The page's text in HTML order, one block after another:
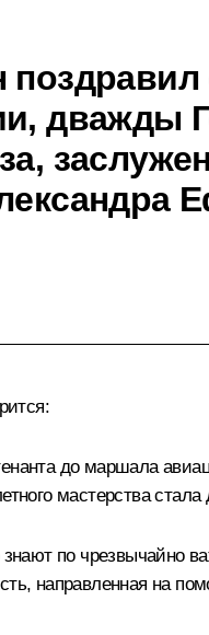
дважды
до маршала
мастерства
по чрезвычайно
направленная на